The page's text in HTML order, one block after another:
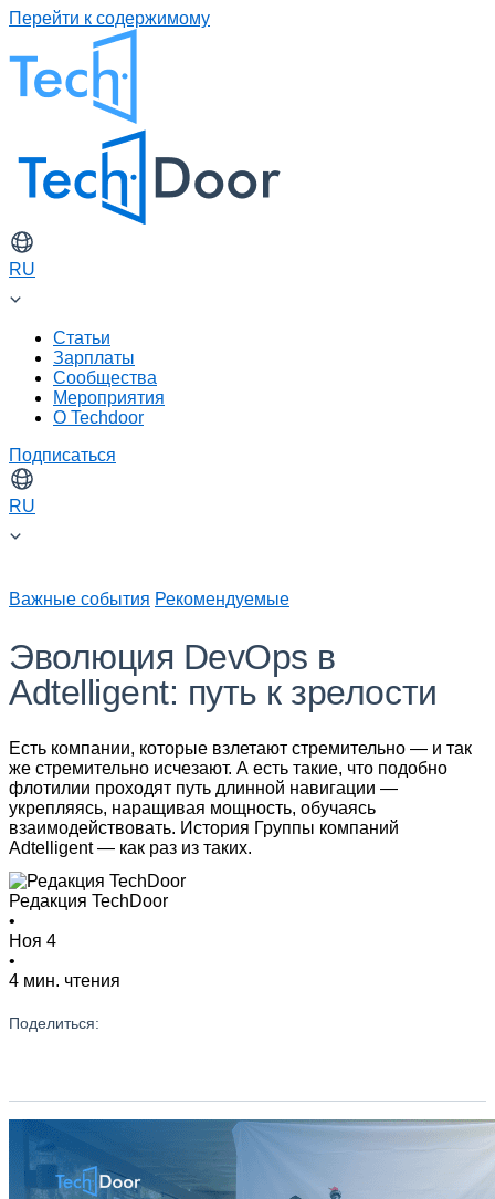
Перейти к содержимому
RU
Статьи
Зарплаты
Сообщества
Мероприятия
О Techdoor
Подписаться
RU
Важные события Рекомендуемые
Эволюция DevOps в
Adtelligent: путь к зрелости
Есть компании, которые взлетают стремительно — и так
же стремительно исчезают. А есть такие, что подобно
флотилии проходят путь длинной навигации —
укрепляясь, наращивая мощность, обучаясь
взаимодействовать. История Группы компаний
Adtelligent — как раз из таких.
Редакция TechDoor
•
Ноя 4
•
4 мин. чтения
Поделиться: